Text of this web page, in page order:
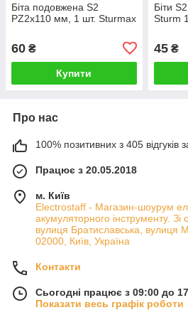
Біта подовжена S2
PZ2x110 мм, 1 шт. Sturmax
60 ₴
Купити
Біти
Sturm
45₴
Про нас
100% позитивних з 405 відгуків
Працює з 20.05.2018
м. Київ
Electrostaff - Магазин-шоурум
акумуляторного інструменту. Зі
вулиця Братиславська, вулиця
02000, Київ, Україна
Контакти
Сьогодні працює з 09:00 до
Показати весь графік роботи